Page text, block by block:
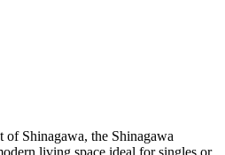
Shinagawa, the Shinagawa